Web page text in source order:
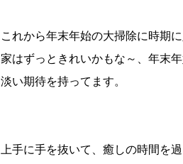
これから年末年始の大掃除に時期
家はずっときれいかもな～、年末
淡い期待を持ってます。
上手に手を抜いて、癒しの時間を